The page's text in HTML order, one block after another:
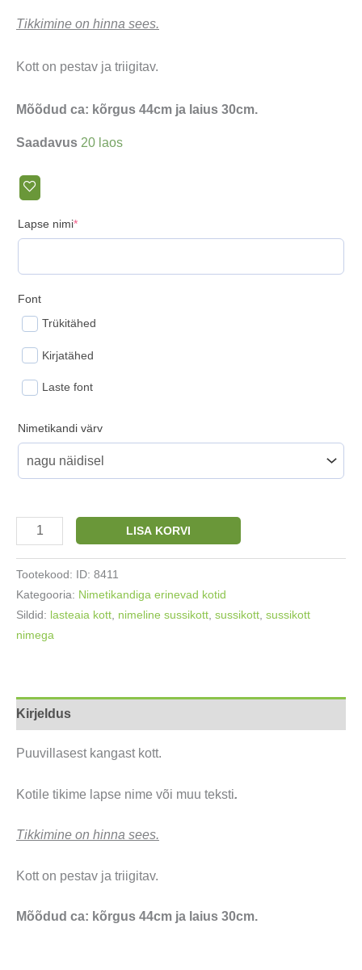
Tikkimine on hinna sees.
Kott on pestav ja triigitav.
Mõõdud ca: kõrgus 44cm ja laius 30cm.
Saadavus 20 laos
Lapse nimi*(required)
Font
Trükitähed
Kirjatähed
Laste font
Nimetikandi värv
Sussikott
nimetikandiga
LISA KORVI
Tootekood: ID: 8411
Kategooria: Nimetikandiga erinevad kotid
Sildid: lasteaia kott nimeline sussikott sussikott sussikott
nimega
Kirjeldus
Puuvillasest kangast kott.
Kotile tikime lapse nime või muu teksti.
Tikkimine on hinna sees.
Kott on pestav ja triigitav.
Mõõdud ca: kõrgus 44cm ja laius 30cm.